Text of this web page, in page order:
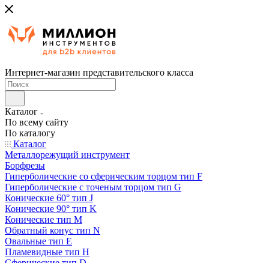
Интернет-магазин представительского класса
Каталог
По всему сайту
По каталогу
Каталог
Металлорежущий инструмент
Борфрезы
Гиперболические cо сферическим торцом тип F
Гиперболические с точеным торцом тип G
Конические 60° тип J
Конические 90° тип K
Конические тип M
Обратный конус тип N
Овальные тип E
Пламевидные тип H